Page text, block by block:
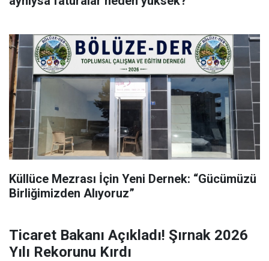
Küllüce Mezrası İçin Yeni Dernek: “Gücümüzü
Birliğimizden Alıyoruz”
Ticaret Bakanı Açıkladı! Şırnak 2026
Yılı Rekorunu Kırdı